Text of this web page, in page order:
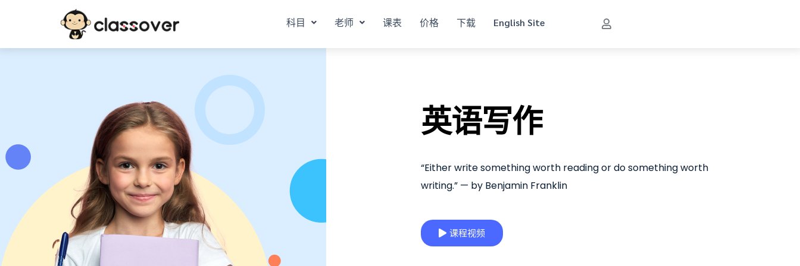
科目 老师 课表 价格 下载 English Site
英语写作
“Either write something worth reading or do something worth
writing.” — by Benjamin Franklin
课程视频